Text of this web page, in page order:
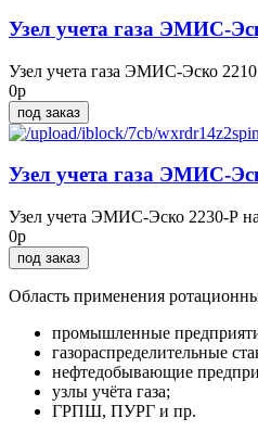
Узел учета газа ЭМИС-
Узел учета газа ЭМИС-Эско
0р
под заказ
Узел учета газа ЭМИС-
Узел учета ЭМИС-Эско 2230-Р на
0р
под заказ
Область применения
промышленные
газораспределительные
нефтедобывающие
узлы учёта газа;
ГРПШ, ПУРГ и пр.